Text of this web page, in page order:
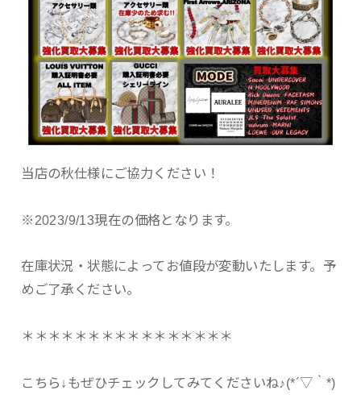
当店の秋仕様にご協力ください！
※2023/9/13現在の価格となります。
在庫状況・状態によってお値段が変動いたします。予
めご了承ください。
＊＊＊＊＊＊＊＊＊＊＊＊＊＊＊＊
こちら↓もぜひチェックしてみてくださいね♪(*´▽｀*)